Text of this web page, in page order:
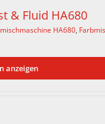
,Neugeräte
anzeigen